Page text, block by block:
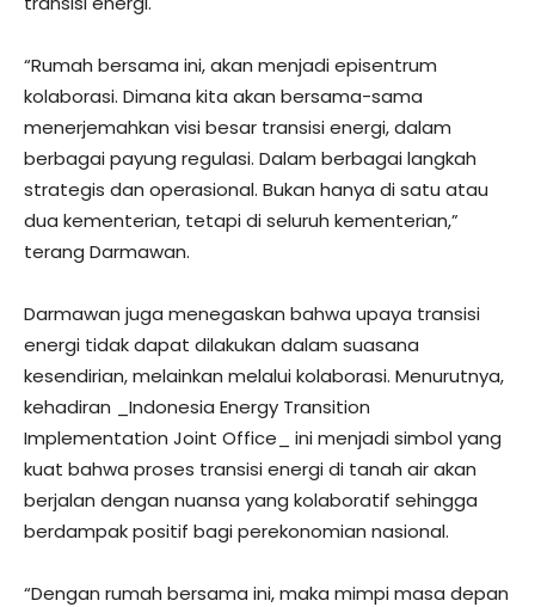
“Rumah bersama ini, akan menjadi episentrum
kolaborasi. Dimana kita akan bersama-sama
menerjemahkan visi besar transisi energi, dalam
berbagai payung regulasi. Dalam berbagai langkah
strategis dan operasional. Bukan hanya di satu atau
dua kementerian, tetapi di seluruh kementerian,”
terang Darmawan.
Darmawan juga menegaskan bahwa upaya transisi
energi tidak dapat dilakukan dalam suasana
kesendirian, melainkan melalui kolaborasi. Menurutnya,
kehadiran _Indonesia Energy Transition
Implementation Joint Office_ ini menjadi simbol yang
kuat bahwa proses transisi energi di tanah air akan
berjalan dengan nuansa yang kolaboratif sehingga
berdampak positif bagi perekonomian nasional.
“Dengan rumah bersama ini, maka mimpi masa depan